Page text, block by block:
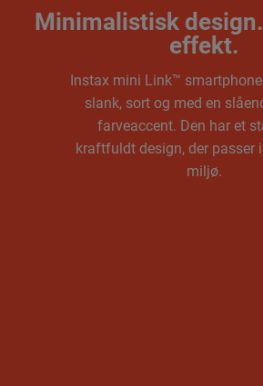
Minimalistisk
effekt.
Instax mini Link™
slank, sort og med en
farveaccent. Den har et
kraftfuldt design, der passer
miljø.